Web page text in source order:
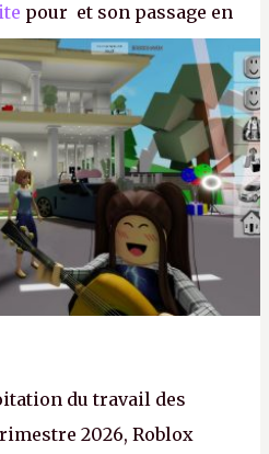
pour et son passage en
bientôt plus
bilans. Encore une
P.
du travail des
2026, Roblox